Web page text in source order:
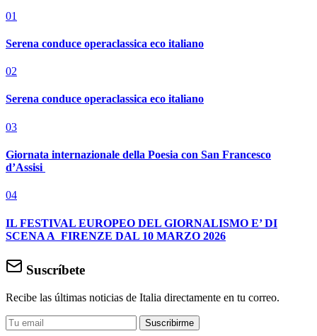
01
Serena conduce operaclassica eco italiano
02
Serena conduce operaclassica eco italiano
03
Giornata internazionale della Poesia con San Francesco
d’Assisi
04
IL FESTIVAL EUROPEO DEL GIORNALISMO E’ DI
SCENA A FIRENZE DAL 10 MARZO 2026
Suscríbete
Recibe las últimas noticias de Italia directamente en tu correo.
Suscribirme